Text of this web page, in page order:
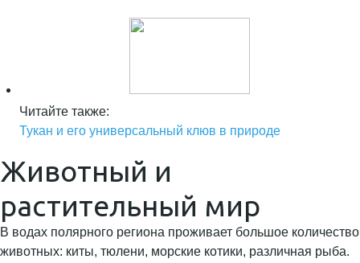
Читайте также:
Тукан и его универсальный клюв в природе
Животный и
растительный мир
В водах полярного региона проживает большое количество
животных: киты, тюлени, морские котики, различная рыба.